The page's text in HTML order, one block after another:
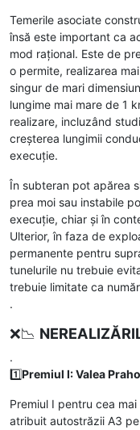
Temerile asociate
însă este important ca
mod rațional. Este de
o permite, realizarea
singur de mari
lungime mai mare de 1
realizare, incluzând
creșterea lungimii
execuție.
În subteran pot apărea
prea moi sau instabile
execuție, chiar și în
Ulterior, în faza de
permanente pentru
tunelurile nu trebuie
trebuie limitate ca
.
❌📉
.
1️⃣Premiul I: Valea
Premiul I pentru cea
atribuit autostrăzii A3